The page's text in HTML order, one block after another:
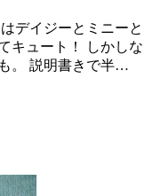
デイジーとミニーと
キュート！ しかしな
。 説明書きで半…